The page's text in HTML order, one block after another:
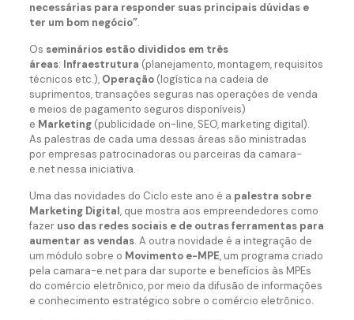
necessárias para responder suas principais dúvidas e
ter um bom negócio”.
Os seminários estão divididos em três
áreas: Infraestrutura (planejamento, montagem, requisitos
técnicos etc.), Operação(logística na cadeia de
suprimentos, transações seguras nas operações de venda
e meios de pagamento seguros disponíveis)
e Marketing(publicidade on-line, SEO, marketing digital).
As palestras de cada uma dessas áreas são ministradas
por empresas patrocinadoras ou parceiras da camara-
e.net nessa iniciativa.
Uma das novidades do Ciclo este ano é a palestra sobre
Marketing Digital, que mostra aos empreendedores como
fazer uso das redes sociais e de outras ferramentas para
aumentar as vendas. A outra novidade é a integração de
um módulo sobre o Movimento e-MPE, um programa criado
pela camara-e.net para dar suporte e benefícios às MPEs
do comércio eletrônico, por meio da difusão de informações
e conhecimento estratégico sobre o comércio eletrônico.